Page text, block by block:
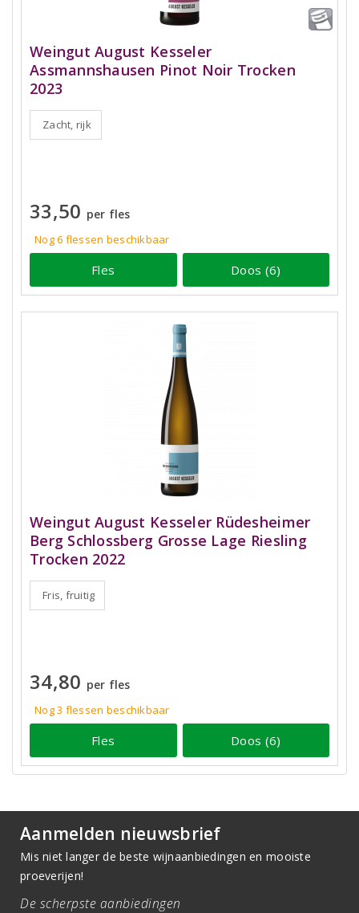
Weingut August Kesseler
Assmannshausen Pinot Noir Trocken
2023
Zacht, rijk
33,50 per fles
Nog 6 flessen beschikbaar
Fles Doos (6)
Weingut August Kesseler Rüdesheimer
Berg Schlossberg Grosse Lage Riesling
Trocken 2022
Fris, fruitig
34,80 per fles
Nog 3 flessen beschikbaar
Fles Doos (6)
Aanmelden nieuwsbrief
Mis niet langer de beste wijnaanbiedingen en mooiste
proeverijen!
De scherpste aanbiedingen